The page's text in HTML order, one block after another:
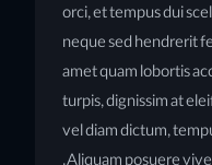
orci, et tempus dui
neque sed hendrerit
amet quam lobortis
turpis, dignissim at
vel diam dictum,